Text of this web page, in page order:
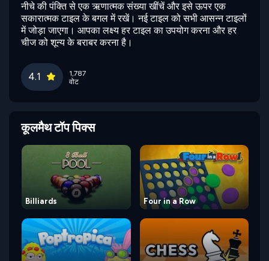
नीचे की पंक्ति से एक ऋणात्मक संख्या खींचें और इसे ऊपर एक
सकारात्मक टाइल के बगल में रखें। नई टाइल को सभी आसन्न टाइलों
में जोड़ा जाएगा। आपका लक्ष्य हर टाइल का उपयोग करना और हर
चीज को शून्य के बराबर करना है।
4.1
1,787
वोट
कूलमैथ टॉप पिक्स
Billiards Four in a Row